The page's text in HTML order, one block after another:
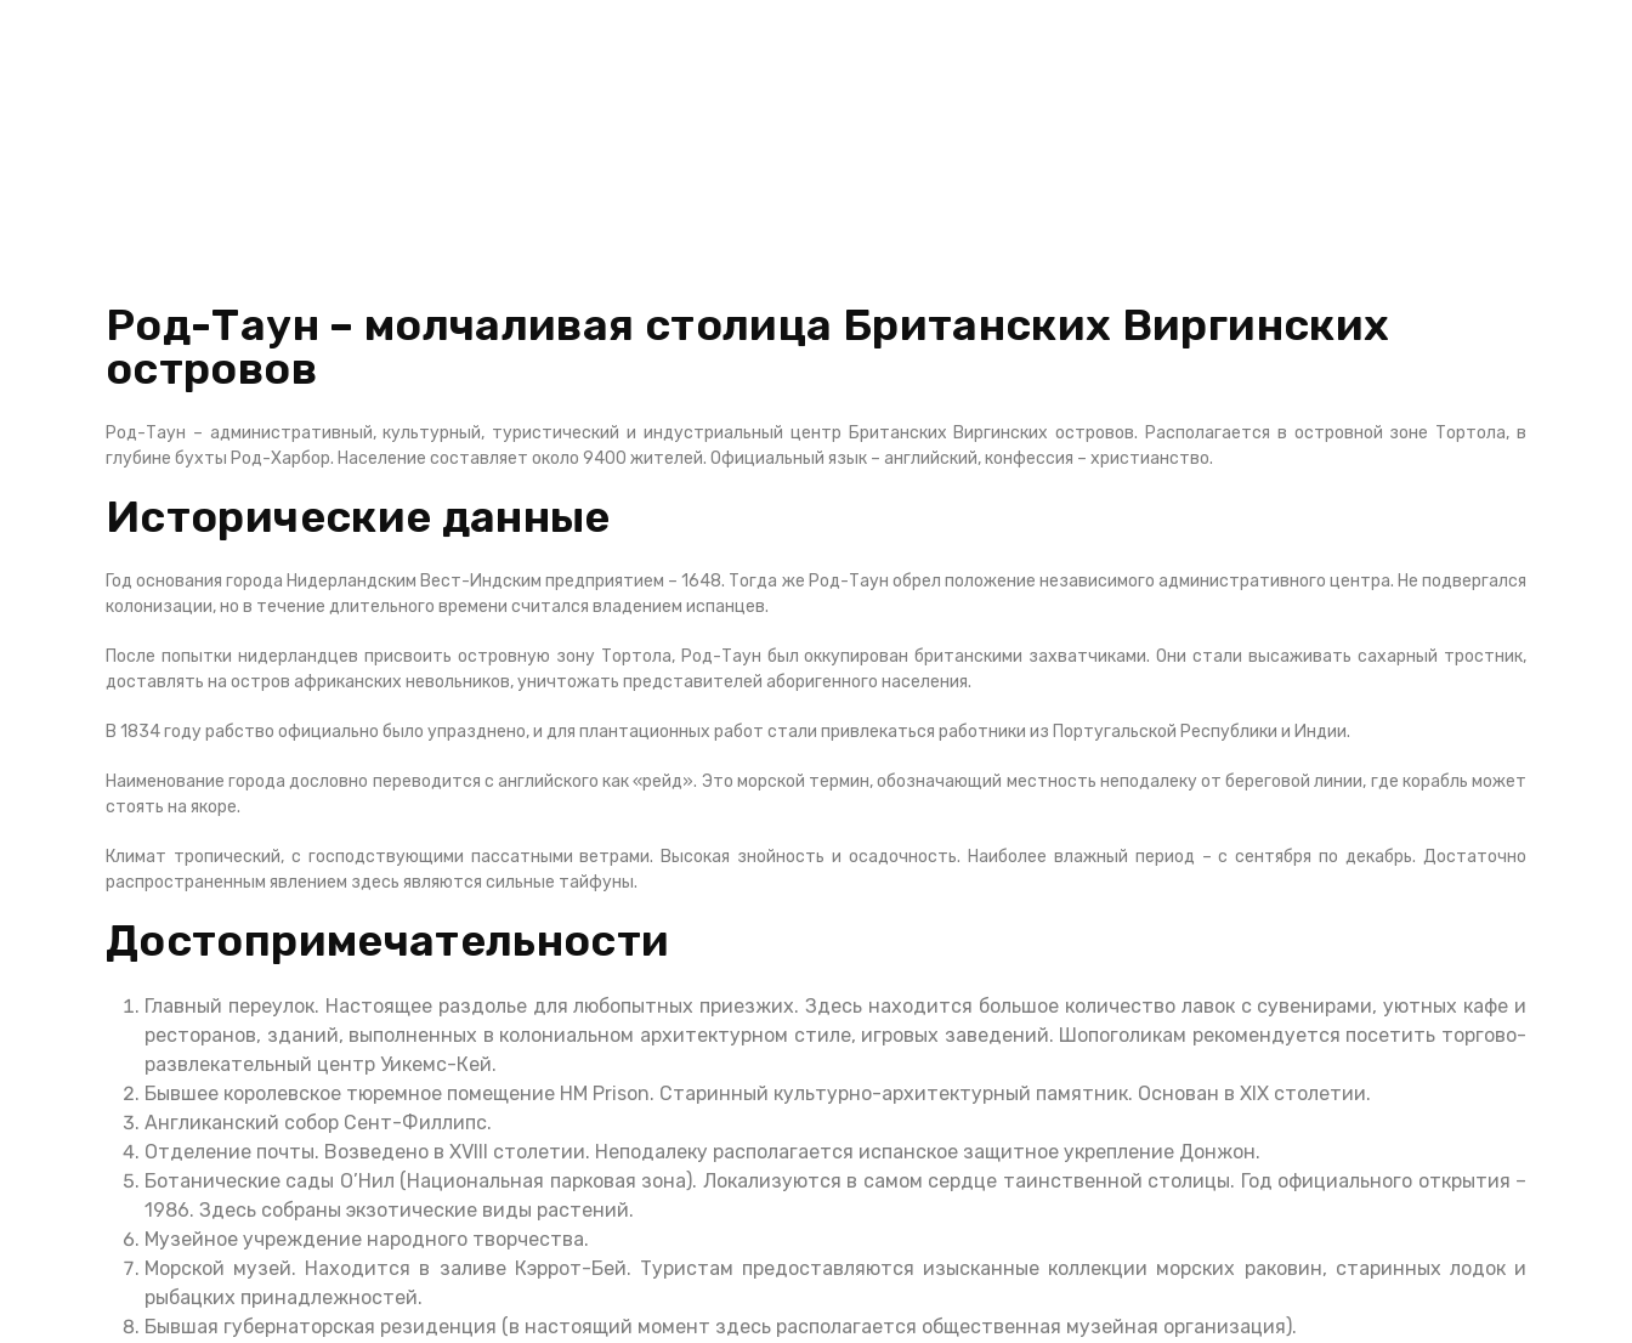
Род-Таун – молчаливая столица Британских Виргинских
островов
Род-Таун – административный, культурный, туристический и индустриальный центр Британских Виргинских островов. Располагается в островной зоне Тортола, в
глубине бухты Род-Харбор. Население составляет около 9400 жителей. Официальный язык – английский, конфессия – христианство.
Исторические данные
Год основания города Нидерландским Вест-Индским предприятием – 1648. Тогда же Род-Таун обрел положение независимого административного центра. Не подвергался
колонизации, но в течение длительного времени считался владением испанцев.
После попытки нидерландцев присвоить островную зону Тортола, Род-Таун был оккупирован британскими захватчиками. Они стали высаживать сахарный тростник,
доставлять на остров африканских невольников, уничтожать представителей аборигенного населения.
В 1834 году рабство официально было упразднено, и для плантационных работ стали привлекаться работники из Португальской Республики и Индии.
Наименование города дословно переводится с английского как «рейд». Это морской термин, обозначающий местность неподалеку от береговой линии, где корабль может
стоять на якоре.
Климат тропический, с господствующими пассатными ветрами. Высокая знойность и осадочность. Наиболее влажный период – с сентября по декабрь. Достаточно
распространенным явлением здесь являются сильные тайфуны.
Достопримечательности
Главный переулок. Настоящее раздолье для любопытных приезжих. Здесь находится большое количество лавок с сувенирами, уютных кафе и
ресторанов, зданий, выполненных в колониальном архитектурном стиле, игровых заведений. Шопоголикам рекомендуется посетить торгово-
развлекательный центр Уикемс-Кей.
Бывшее королевское тюремное помещение HM Prison. Старинный культурно-архитектурный памятник. Основан в XIX столетии.
Англиканский собор Сент-Филлипс.
Отделение почты. Возведено в XVIII столетии. Неподалеку располагается испанское защитное укрепление Донжон.
Ботанические сады О’Нил (Национальная парковая зона). Локализуются в самом сердце таинственной столицы. Год официального открытия –
1986. Здесь собраны экзотические виды растений.
Музейное учреждение народного творчества.
Морской музей. Находится в заливе Кэррот-Бей. Туристам предоставляются изысканные коллекции морских раковин, старинных лодок и
рыбацких принадлежностей.
Бывшая губернаторская резиденция (в настоящий момент здесь располагается общественная музейная организация).